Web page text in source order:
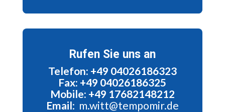
Rufen Sie uns an
Telefon: +49 04026186323
Fax: +49 04026186325
Mobile: +49 17682148212
Email: m.witt@tempomir.de